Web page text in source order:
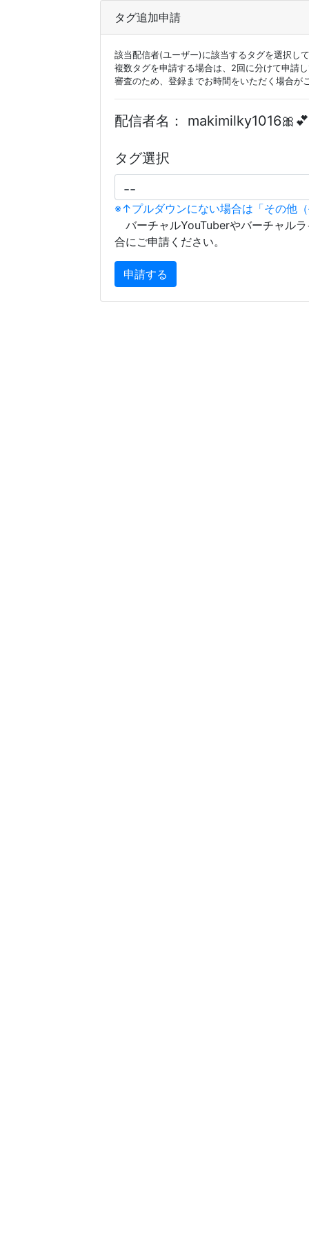
タグ追加申請
該当配信者(ユーザー)に該当するタグを選択し
複数タグを申請する場合は、2回に分けて申請
審査のため、登録までお時間をいただく場合が
配信者名：
タグ選択
※↑プルダウンにない場合は「その他
バーチャルYouTuberやバーチャル
合にご申請ください。
申請する